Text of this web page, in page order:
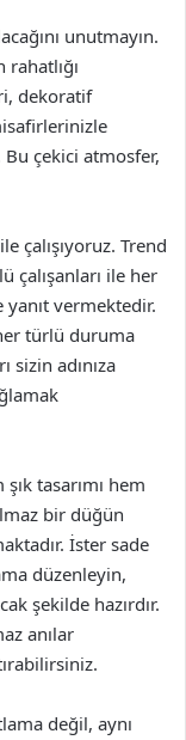
unutmayın.
dekoratif
Bu çekici atmosfer,
çalışıyoruz. Trend
çalışanları ile her
vermektedir.
türlü duruma
sizin adınıza
tasarımı hem
bir düğün
İster sade
düzenleyin,
şekilde hazırdır.
anılar
değil, aynı